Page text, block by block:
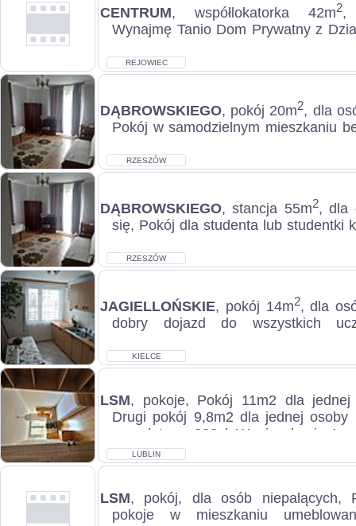
CENTRUM, współlokatorka 42m2,
Wynajmę Tanio Dom Prywatny z
Pozdraw...
REJOWIEC
DĄBROWSKIEGO, pokój 20m2, dla
Pokój w samodzielnym mieszkaniu
RZESZÓW
DĄBROWSKIEGO, stancja 55m2, dla
się, Pokój dla studenta lub studentki
RZESZÓW
JAGIELLOŃSKIE, pokój 14m2, dla
dobry dojazd do wszystkich
KIELCE
LSM, pokoje, Pokój 11m2 dla jednej
Drugi pokój 9,8m2 dla jednej osoby
na opłaty po 300zł. W mieszkaniu 4
LUBLIN
LSM, pokój, dla osób niepalących,
pokoje w mieszkaniu